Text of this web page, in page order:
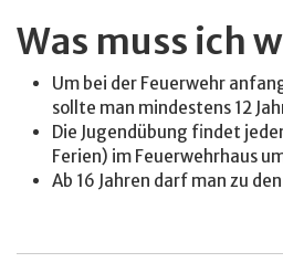
Was muss ich
Um bei der Feuerwehr
sollte man mindestens 12
Die Jugendübung findet
Ferien) im Feuerwehrhaus
Ab 16 Jahren darf man zu